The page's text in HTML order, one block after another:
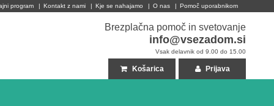
program | Kontakt z nami | Kje se nahajamo | O nas | Pomoč uporabnikom
Brezplačna pomoč in svetovanje
info@vsezadom.si
Vsak delavnik od 9.00 do 15.00
Prijava
Košarica